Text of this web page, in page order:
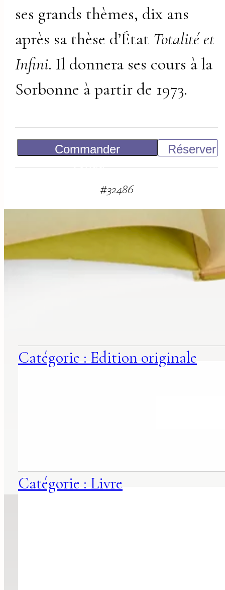
ses grands thèmes, dix ans
après sa thèse d’État Totalité et
Infini. Il donnera ses cours à la
Sorbonne à partir de 1973.
Commander
Réserver
#32486
Catégorie : Edition originale
Catégorie : Livre